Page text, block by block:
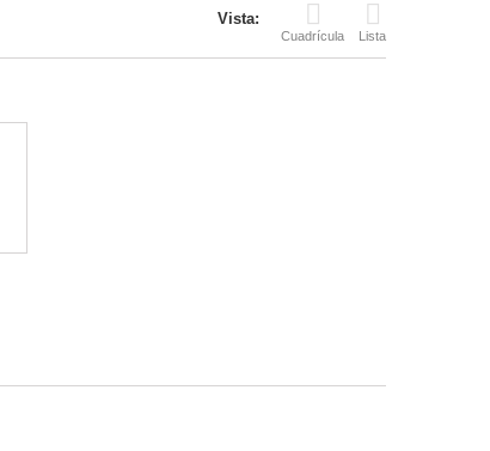
Vista:
Cuadrícula Lista